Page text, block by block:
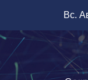
содержимому
Вс.